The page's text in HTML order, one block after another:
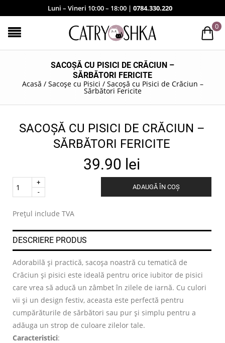
Luni – Vineri 10:00 – 18:00 | 0784.330.220
0
SACOȘĂ CU PISICI DE CRĂCIUN –
SĂRBĂTORI FERICITE
Acasă / Sacoșe cu Pisici / Sacoșă cu Pisici de Crăciun –
Sărbători Fericite
SACOȘĂ CU PISICI DE CRĂCIUN –
SĂRBĂTORI FERICITE
39.90 lei
Quantity
ADAUGĂ ÎN COȘ
Prețul include TVA
DESCRIERE PRODUS
Adorabilă și practică, sacoșa noastră cu tematică de
Crăciun și pisici este ideală pentru orice iubitor de pisici
care vrea să aducă un zâmbet în zilele de iarnă. Cu culori
vii și un design festiv, aceasta este perfectă pentru
cumpărăturile de sărbători sau pur și simplu pentru a
adăuga un strop de culoare zilelor tale.
Caracteristici: